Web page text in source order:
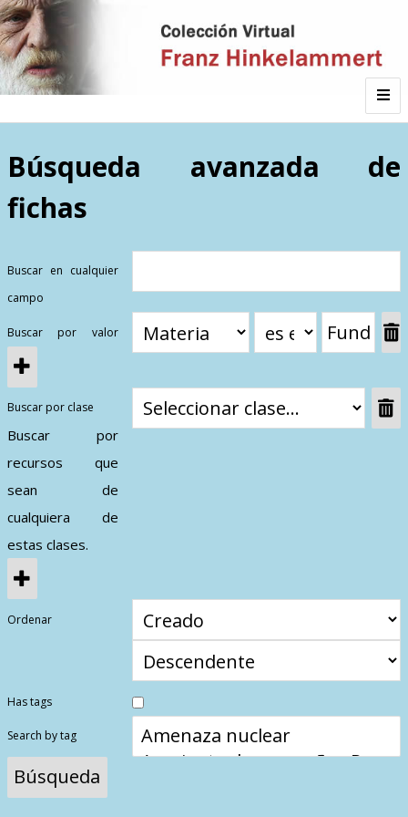
Autor
Listado por
Categorías
Todos los documentos
Materias
Sitios de Interés
Contactos
Búsqueda avanzada de
fichas
Buscar en cualquier
campo
Buscar por valor
Buscar por clase
Buscar por
recursos que
sean de
cualquiera de
estas clases.
Ordenar
Has tags
Search by tag